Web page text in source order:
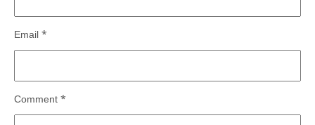
Comment *
Email *